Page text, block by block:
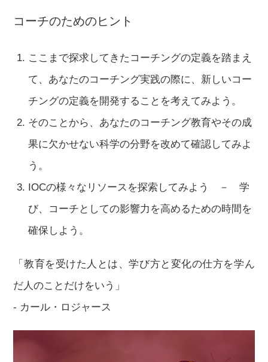
コーチのためのヒント
ここまで探求してきたコーチングの定義を踏まえ
て、あなたのコーチング実践の際に、新しいコー
チングの定義を開発することを考えてみよう。
そのことから、あなたのコーチング教育やその成
果に欠かせない科学の分野を改めて確認してみよ
う。
IOCの様々なリソースを探索してみよう － 学
び、コーチとしての影響力を高めるための時間を
確保しよう。
「教育を受けた人とは、学び方と変化の仕方を学ん
だ人のことだけをいう」
- カール・ロジャース